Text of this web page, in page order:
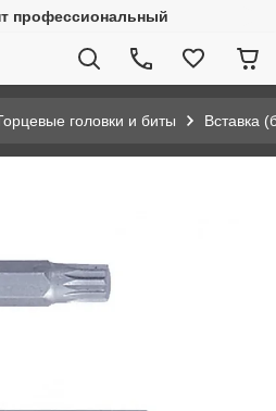
профессиональный
головки и биты Вставка